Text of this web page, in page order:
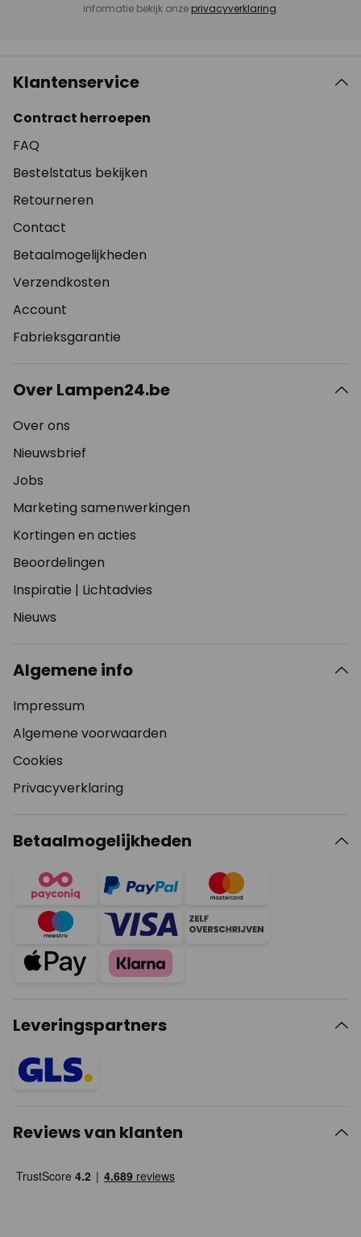
informatie bekijk onze privacyverklaring.
Klantenservice
Contract herroepen
FAQ
Bestelstatus bekijken
Retourneren
Contact
Betaalmogelijkheden
Verzendkosten
Account
Fabrieksgarantie
Over Lampen24.be
Over ons
Nieuwsbrief
Jobs
Marketing samenwerkingen
Kortingen en acties
Beoordelingen
Inspiratie | Lichtadvies
Nieuws
Algemene info
Impressum
Algemene voorwaarden
Cookies
Privacyverklaring
Betaalmogelijkheden
Leveringspartners
Reviews van klanten